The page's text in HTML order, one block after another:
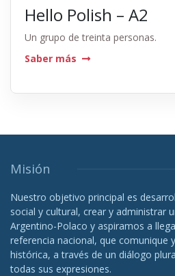
Hello Polish – A2
Un grupo de treinta personas.
Saber más
Misión
Nuestro objetivo principal es
social y cultural, crear y administrar
Argentino-Polaco y aspiramos a
referencia nacional, que comunique
histórica, a través de un diálogo
todas sus expresiones.